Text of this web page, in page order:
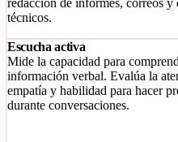
redacción de informes, correos y
técnicos.
Escucha activa
Mide la capacidad para
información verbal. Evalúa la
empatía y habilidad para hacer
durante conversaciones.